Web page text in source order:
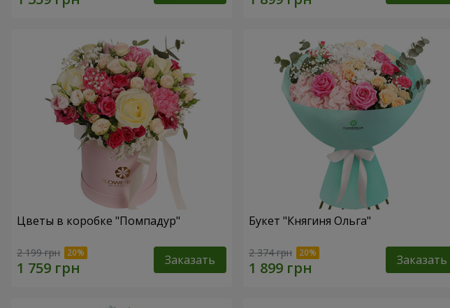
Цветы в коробке "Помпадур"
2 199 грн Заказать
Букет "Княгиня Ольга"
2 374 грн Заказать